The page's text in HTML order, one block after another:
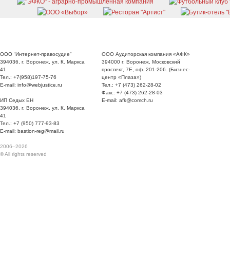
ООО “Интернет-правосудие”
394036, г. Воронеж, ул. К. Маркса
41
Тел.: +7(958)197-75-76
E-mail: info@webjustice.ru
ИП Седых ЕН
394036, г. Воронеж, ул. К. Маркса
41
Тел.: +7 (950) 777-93-83
E-mail: bastion-reg@mail.ru
ООО Аудиторская компания «АФК»
394000 г. Воронеж, Московский
проспект, 7Е, оф. 201-206. (Бизнес-
центр «Плаза»)
Тел.: +7 (473) 262-28-02
Факс: +7 (473) 262-28-03
E-mail: afk@comch.ru
2006–2026
© All rights reserved